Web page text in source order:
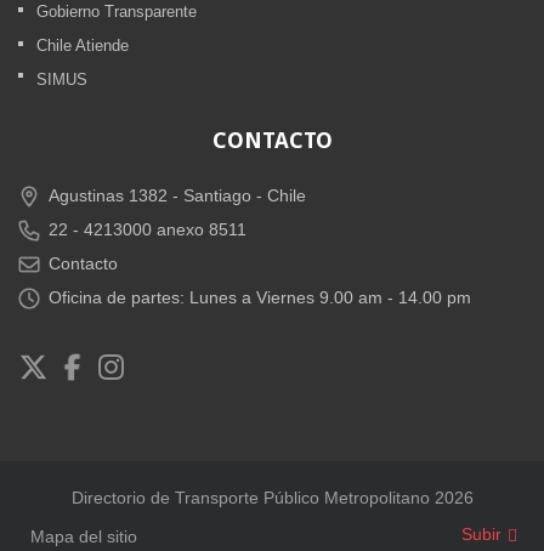
Gobierno Transparente
Chile Atiende
SIMUS
CONTACTO
Agustinas 1382 - Santiago - Chile
22 - 4213000 anexo 8511
Contacto
Oficina de partes: Lunes a Viernes 9.00 am - 14.00 pm
Directorio de Transporte Público Metropolitano 2026
Mapa del sitio
Subir